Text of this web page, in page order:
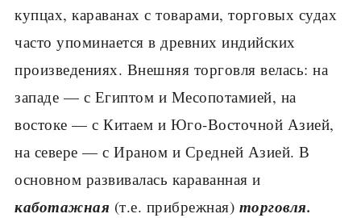
купцах, караванах с товарами, торговых судах
часто упо­минается в древних индийских
произведениях. Внешняя торговля велась: на
западе — с Египтом и Месопотамией, на
востоке — с Китаем и Юго-Вос­точной Азией,
на севере — с Ираном и Средней Азией. В
основном разви­валась караванная и
каботажная (т.е. прибрежная) торговля.